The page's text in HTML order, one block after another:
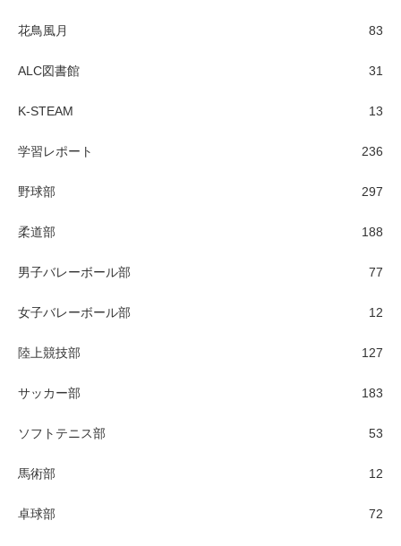
花鳥風月 83
ALC図書館 31
K-STEAM 13
学習レポート 236
野球部 297
柔道部 188
男子バレーボール部 77
女子バレーボール部 12
陸上競技部 127
サッカー部 183
ソフトテニス部 53
馬術部 12
卓球部 72